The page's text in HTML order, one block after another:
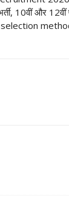
10वीं और